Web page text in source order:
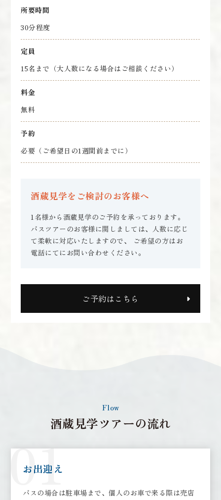
所要時間
30分程度
定員
15名まで（大人数になる場合はご相談ください）
料金
無料
予約
必要（ご希望日の1週間前までに）
酒蔵見学をご検討のお客様へ
1名様から酒蔵見学のご予約を承っております。
バスツアーのお客様に関しましては、人数に応じ
て柔軟に対応いたしますので、
ご希望の方はお
電話にてにお問い合わせください。
ご予約はこちら
Flow
酒蔵見学ツアーの流れ
01
お出迎え
バスの場合は駐車場まで、個人のお車で来る際は売店